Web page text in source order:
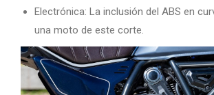
Electrónica: La inclusión del ABS en
una moto de este corte.